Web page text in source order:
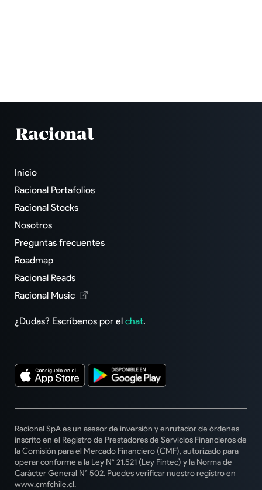
Inicio
Racional Portafolios
Racional Stocks
Nosotros
Preguntas frecuentes
Roadmap
Racional Reads
Racional Music
¿Dudas? Escríbenos por el chat.
Racional SpA es un asesor de inversión y enrutador de órdenes
inscrito en el Registro de Prestadores de Servicios Financieros de
la Comisión para el Mercado Financiero (CMF), autorizado para
operar conforme a la Ley N° 21.521 (Ley Fintec) y la Norma de
Carácter General N° 502. Puedes verificar nuestro registro en
www.cmfchile.cl.